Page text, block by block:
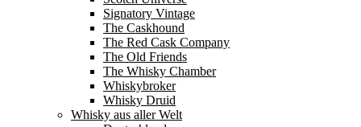
Signatory Vintage
The Caskhound
The Red Cask Company
The Old Friends
The Whisky Chamber
Whiskybroker
Whisky Druid
Whisky aus aller Welt